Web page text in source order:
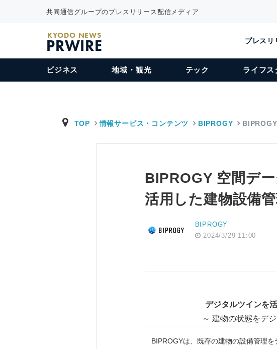
共同通信グループのプレスリリース配信メディア
KYODO NEWS
PRWIRE プレスリ
ビジネス 地域・観光 テック ライフス
TOP 情報サービス・コンテンツ BIPROGY
BIPROGY 空間デ
活用した建物設備
BIPROGY
2024/3/29 11:00
デジタルツインを
～ 建物の状態をデ
BIPROGYは、既存の建物の設備管理